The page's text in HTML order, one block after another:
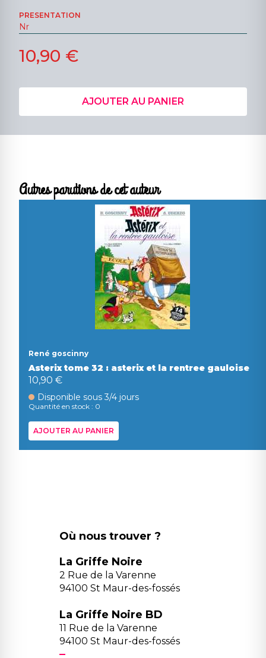
PRESENTATION
Nr
10,90 €
AJOUTER AU PANIER
Autres parutions de cet auteur
René goscinny
Asterix tome 32 : asterix et la rentree gauloise
10,90 €
Disponible sous 3/4 jours
Quantité en stock : 0
AJOUTER AU PANIER
Où nous trouver ?
La Griffe Noire
2 Rue de la Varenne
94100 St Maur-des-fossés
La Griffe Noire BD
11 Rue de la Varenne
94100 St Maur-des-fossés